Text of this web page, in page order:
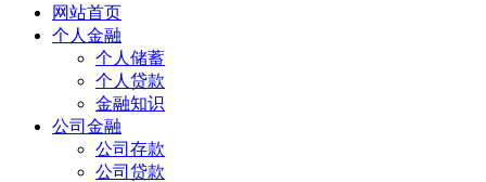
网站首页
个人金融
个人储蓄
个人贷款
金融知识
公司金融
公司存款
公司贷款